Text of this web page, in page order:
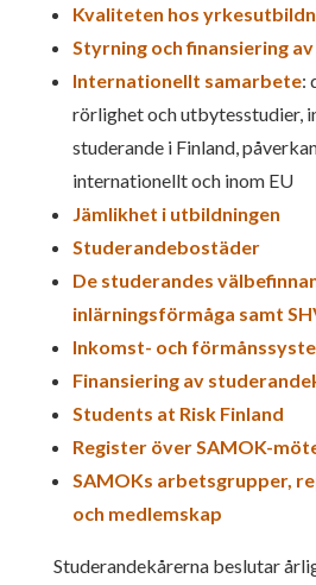
Kvaliteten hos
Styrning och finansiering
Internationellt samarbete:
rörlighet och utbytesstudier,
studerande i Finland,
internationellt och inom EU
Jämlikhet i utbildningen
Studerandebostäder
De studerandes
inlärningsförmåga samt
Inkomst- och
Finansiering av
Students at Risk Finland
Register över SAMOK-
SAMOKs arbetsgrupper,
och medlemskap
Studerandekårerna beslutar